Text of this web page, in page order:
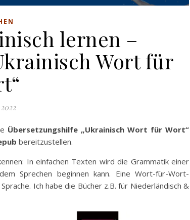
lernen –
Wort für
Übersetzungshilfe „Ukrainisch Wort für Wort“
bereitzustellen.
In einfachen Texten wird die Grammatik einer
Sprechen beginnen kann. Eine Wort-für-Wort-
Ich habe die Bücher z.B. für Niederländisch &